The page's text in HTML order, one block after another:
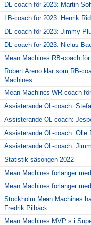
DL-coach för 2023: Martin
LB-coach för 2023: Henrik
DL-coach för 2023: Jimmy
DL-coach för 2023: Niclas
Mean Machines RB-coach
Robert Areno klar som RB-
Machines
Mean Machines WR-coach
Assisterande OL-coach:
Assisterande OL-coach:
Assisterande OL-coach: Olle
Assisterande OL-coach:
Statistik säsongen 2022
Mean Machines förlänger
Mean Machines förlänger
Stockholm Mean Machines
Fredrik Pilbäck
Mean Machines MVP:s i